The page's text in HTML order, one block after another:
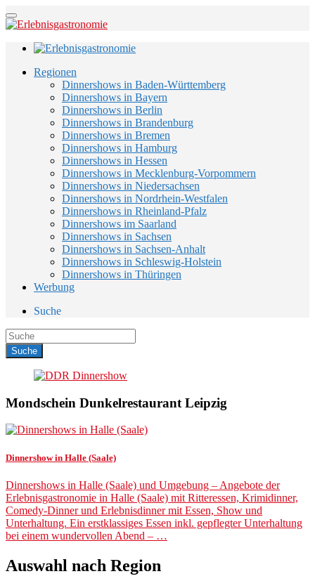
Regionen
Dinnershows in Baden-Württemberg
Dinnershows in Bayern
Dinnershows in Berlin
Dinnershows in Brandenburg
Dinnershows in Bremen
Dinnershows in Hamburg
Dinnershows in Hessen
Dinnershows in Mecklenburg-Vorpommern
Dinnershows in Niedersachsen
Dinnershows in Nordrhein-Westfalen
Dinnershows in Rheinland-Pfalz
Dinnershows im Saarland
Dinnershows in Sachsen
Dinnershows in Sachsen-Anhalt
Dinnershows in Schleswig-Holstein
Dinnershows in Thüringen
Werbung
Suche
Mondschein Dunkelrestaurant Leipzig
Dinnershow in Halle (Saale)
Dinnershows in Halle (Saale) und Umgebung – Angebote der
Erlebnisgastronomie in Halle (Saale) mit Ritteressen, Krimidinner,
Comedy-Dinner und Erlebnisdinner mit Essen, Show und
Unterhaltung. Ein erstklassiges Essen inkl. gepflegter Unterhaltung
bei einem wundervollen Abend – …
Auswahl nach Region